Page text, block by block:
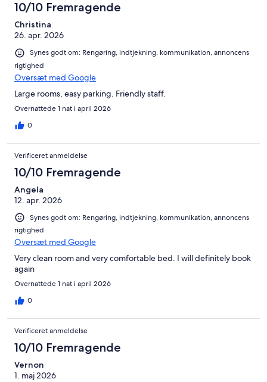
10/10 Fremragende
Christina
26. apr. 2026
Synes godt om: Rengøring, indtjekning, kommunikation, annoncens
rigtighed
Oversæt med Google
Large rooms, easy parking. Friendly staff.
Overnattede 1 nat i april 2026
0
Verificeret anmeldelse
10/10 Fremragende
Angela
12. apr. 2026
Synes godt om: Rengøring, indtjekning, kommunikation, annoncens
rigtighed
Oversæt med Google
Very clean room and very comfortable bed. I will definitely book
again
Overnattede 1 nat i april 2026
0
Verificeret anmeldelse
10/10 Fremragende
Vernon
1. maj 2026